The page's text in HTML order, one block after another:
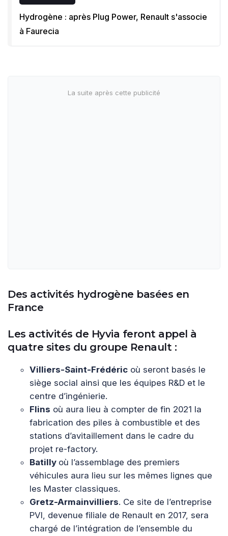
Hydrogène : après Plug Power, Renault s'associe
à Faurecia
Des activités hydrogène basées en
France
Les activités de Hyvia feront appel à
quatre sites du groupe Renault :
Villiers-Saint-Frédéric où seront basés le
siège social ainsi que les équipes R&D et le
centre d’ingénierie.
Flins où aura lieu à compter de fin 2021 la
fabrication des piles à combustible et des
stations d’avitaillement dans le cadre du
projet re-factory.
Batilly où l’assemblage des premiers
véhicules aura lieu sur les mêmes lignes que
les Master classiques.
Gretz-Armainvilliers. Ce site de l’entreprise
PVI, devenue filiale de Renault en 2017, sera
chargé de l’intégration de l’ensemble du